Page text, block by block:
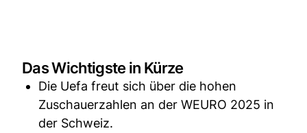
Das Wichtigste in Kürze
Die Uefa freut sich über die hohen
Zuschauerzahlen an der WEURO 2025 in
der Schweiz.